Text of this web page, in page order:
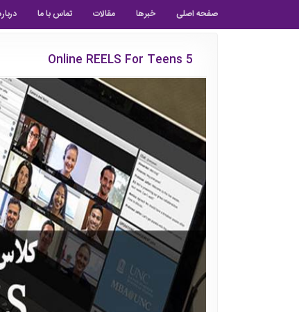
صفحه اصلی خبرها مقالات تماس با ما
Online REELS For Teens 5